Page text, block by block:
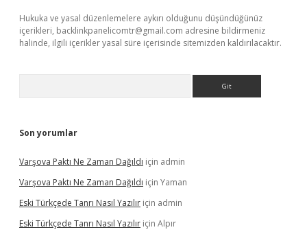
Hukuka ve yasal düzenlemelere aykırı olduğunu düşündüğünüz
içerikleri, backlinkpanelicomtr@gmail.com adresine bildirmeniz
halinde, ilgili içerikler yasal süre içerisinde sitemizden kaldırılacaktır.
Son yorumlar
Varşova Paktı Ne Zaman Dağıldı için admin
Varşova Paktı Ne Zaman Dağıldı için Yaman
Eski Türkçede Tanrı Nasıl Yazılır için admin
Eski Türkçede Tanrı Nasıl Yazılır için Alpır